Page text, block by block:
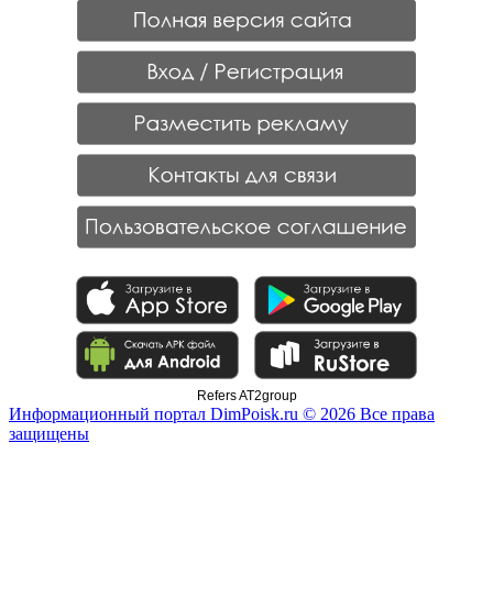
Refers AT2group
Информационный портал DimPoisk.ru © 2026 Все права
защищены